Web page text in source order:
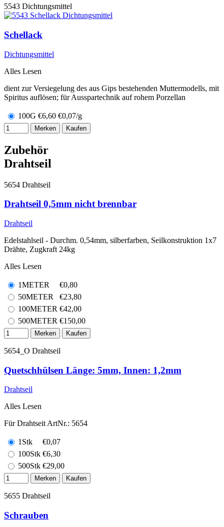
5543 Dichtungsmittel
Schellack
Dichtungsmittel
Alles Lesen
dient zur Versiegelung des aus Gips bestehenden Muttermodells, mit
Spiritus auflösen; für Ausspartechnik auf rohem Porzellan
100G €6,60 €0,07/g
Merken Kaufen
Zubehör
Drahtseil
5654 Drahtseil
Drahtseil 0,5mm nicht brennbar
Drahtseil
Edelstahlseil - Durchm. 0,54mm, silberfarben, Seilkonstruktion 1x7
Drähte, Zugkraft 24kg
Alles Lesen
1METER €0,80
50METER
€23,80
100METER €42,00
500METER €150,00
Merken Kaufen
5654_O Drahtseil
Quetschhülsen Länge: 5mm, Innen: 1,2mm
Drahtseil
Alles Lesen
Für Drahtseit ArtNr.: 5654
1Stk €0,07
100Stk €6,30
500Stk €29,00
Merken Kaufen
5655 Drahtseil
Schrauben